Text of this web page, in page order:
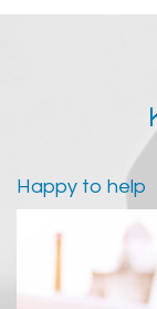
Happy to help